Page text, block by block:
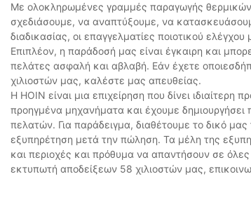
Με ολοκληρωμένες γραμμές παραγωγής
σχεδιάσουμε, να αναπτύξουμε, να
διαδικασίας, οι επαγγελματίες ποιοτικού
Επιπλέον, η παράδοσή μας είναι έγκαιρη και
πελάτες ασφαλή και αβλαβή. Εάν έχετε
χιλιοστών μας, καλέστε μας απευθείας.
Η HOIN είναι μια επιχείρηση που δίνει
προηγμένα μηχανήματα και έχουμε δημιουργήσει
πελατών. Για παράδειγμα, διαθέτουμε το δικό
εξυπηρέτηση μετά την πώληση. Τα μέλη της
και περιοχές και πρόθυμα να απαντήσουν σε όλες
εκτυπωτή αποδείξεων 58 χιλιοστών μας,